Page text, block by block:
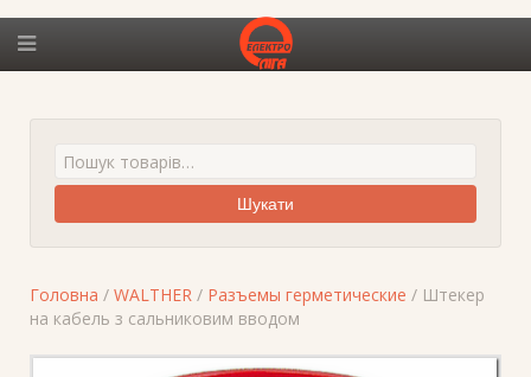
Шукати
Головна / WALTHER / Разъемы герметические / Штекер
на кабель з сальниковим вводом